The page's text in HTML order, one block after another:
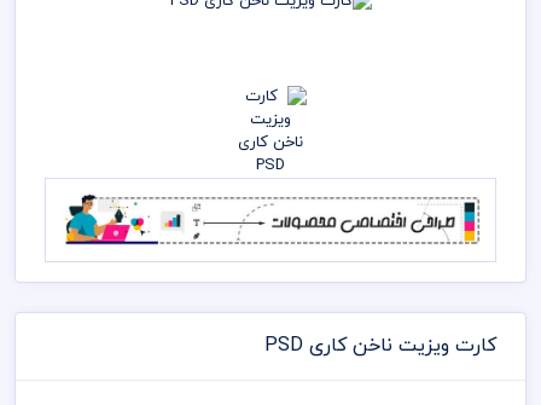
کارت ویزیت ناخن کاری PSD